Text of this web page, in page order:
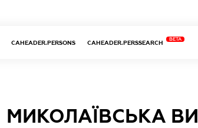
CAHEADER.PERSONS CAHEADER.PERSSEARCH
BETA
МИКОЛАЇВСЬКА